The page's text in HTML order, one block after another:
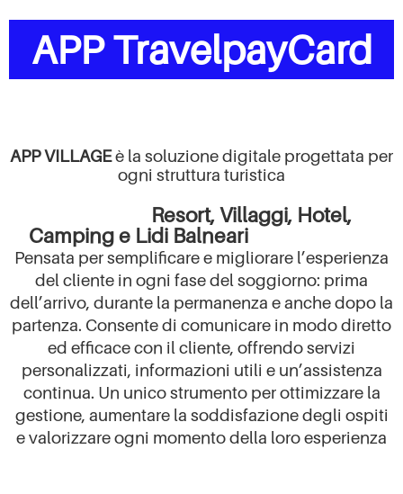
APP TravelpayCard
APP VILLAGEè la soluzione digitale progettata per
ogni struttura turistica
Resort, Villaggi, Hotel,
Camping e Lidi Balneari
Pensata per semplificare e migliorare l’esperienza
del cliente in ogni fase del soggiorno: prima
dell’arrivo, durante la permanenza e anche dopo la
partenza. Consente di comunicare in modo diretto
ed efficace con il cliente, offrendo servizi
personalizzati, informazioni utili e un’assistenza
continua. Un unico strumento per ottimizzare la
gestione, aumentare la soddisfazione degli ospiti
e valorizzare ogni momento della loro esperienza